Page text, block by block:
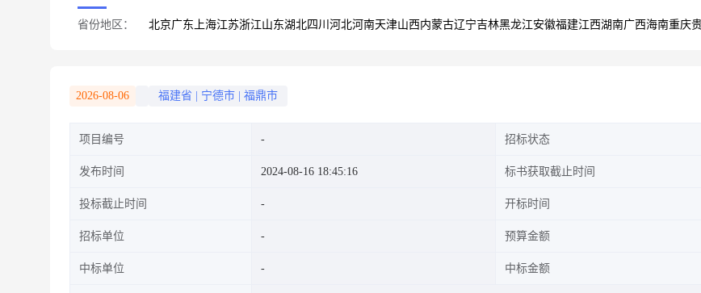
省份地区： 北京广东 上海江苏浙江山东湖北四川 河北河南天津山西内蒙古辽宁吉林黑龙江安徽福建江西湖南广西海南重庆
2026-08-06 福建省 宁德市 福鼎市
项目编号 招标状态
发布时间 2024-08-16 18:45:16 标书获取截止时间
投标截止时间 开标时间
招标单位 预算金额
中标单位 中标金额